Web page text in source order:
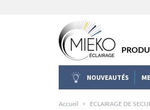
NOUVEAUTÉS
Accueil ECLAIRAGE DE